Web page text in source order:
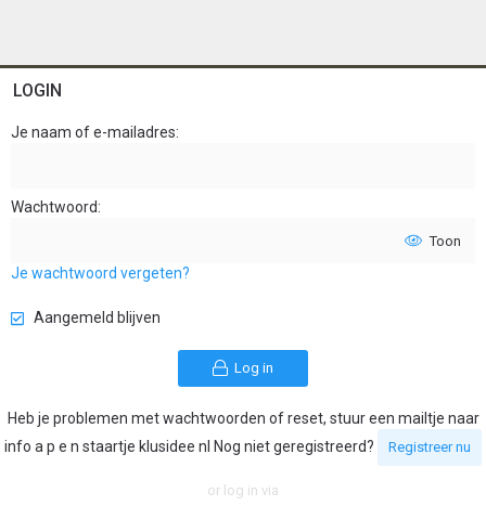
LOGIN
Je naam of e-mailadres
Wachtwoord
Toon
Je wachtwoord vergeten?
Aangemeld blijven
Log in
Heb je problemen met wachtwoorden of reset, stuur een mailtje naar
info a p e n staartje klusidee nl Nog niet geregistreerd?
Registreer nu
or log in via